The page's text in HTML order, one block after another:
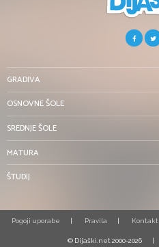
GRADIVA
OSNOVNE ŠOLE
SREDNJE ŠOLE
MATURA
ŠTUDIJ
Pogoji uporabe Pravila Kontakt
© Dijaški.net 2000-2026